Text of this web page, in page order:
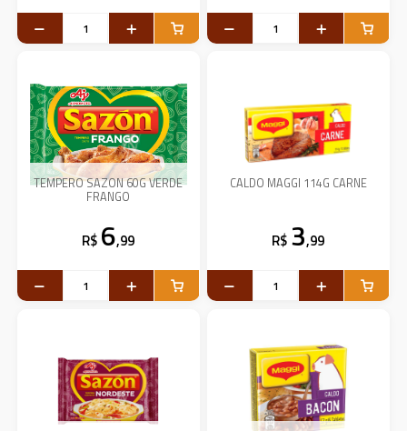
TEMPERO SAZON 60G VERDE
FRANGO
R$ 6,99
CALDO MAGGI 114G CARNE
R$ 3,99